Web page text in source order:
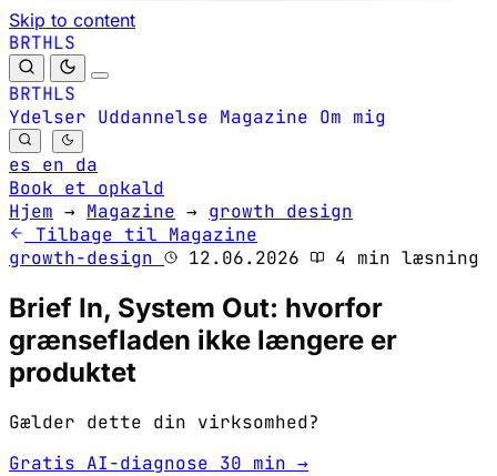
Skip to content
BRTHLS
BRTHLS
Ydelser Uddannelse Magazine Om mig
es en da
Book et opkald
Hjem → Magazine → growth design
Tilbage til Magazine
growth-design
12.06.2026 4 min læsning
Brief In, System Out: hvorfor
grænsefladen ikke længere er
produktet
Gælder dette din virksomhed?
Gratis AI-diagnose 30 min →